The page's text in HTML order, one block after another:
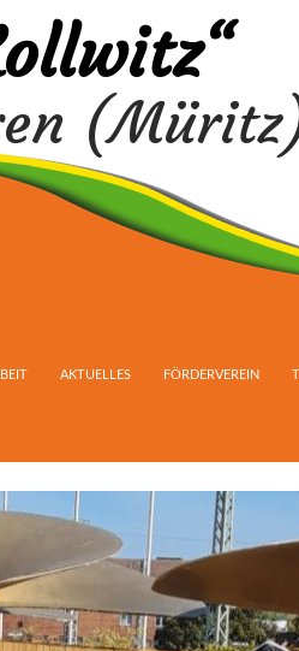
AKTUELLES FÖRDERVEREIN